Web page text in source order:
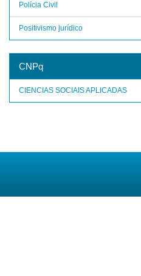
Polícia Civil
Positivismo jurídico
CNPq
CIENCIAS SOCIAIS APLICADAS